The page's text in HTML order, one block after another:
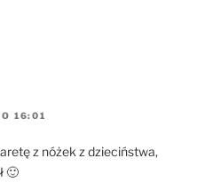
16:01
z nóżek z dzieciństwa,
🙂